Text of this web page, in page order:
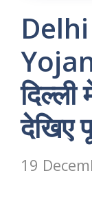
दिल्ली
देखिए
19